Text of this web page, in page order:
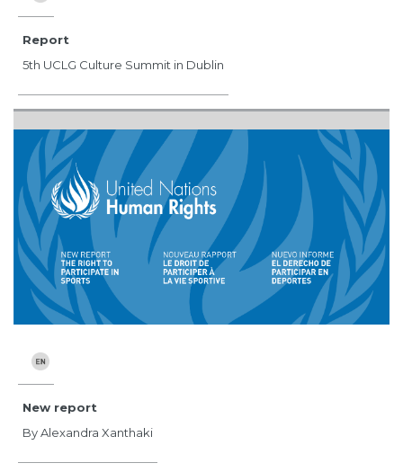
Report
5th UCLG Culture Summit in Dublin
New report
By Alexandra Xanthaki